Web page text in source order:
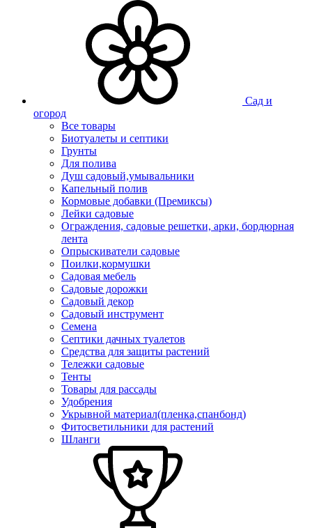
Сад и
огород
Все товары
Биотуалеты и септики
Грунты
Для полива
Душ садовый,умывальники
Капельный полив
Кормовые добавки (Премиксы)
Лейки садовые
Ограждения, садовые решетки, арки, бордюрная
лента
Опрыскиватели садовые
Поилки,кормушки
Садовая мебель
Садовые дорожки
Садовый декор
Садовый инструмент
Семена
Септики дачных туалетов
Средства для защиты растений
Тележки садовые
Тенты
Товары для рассады
Удобрения
Укрывной материал(пленка,спанбонд)
Фитосветильники для растений
Шланги